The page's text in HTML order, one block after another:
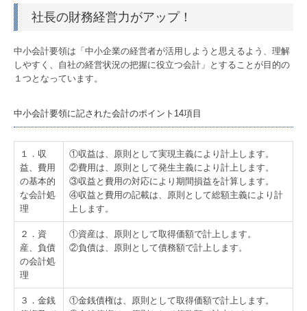
金融機関との付き合い方
ご契約の流れ
無料相談の流れ
料金案内
採用情報
採用メッセージ
職員インタビュー
数字で見る 報徳事務所
キャリアプラン・教育
社長の財務経営力がアップ！
中小会計要領は「中小企業の経営者が活用しようと思えるよう、理解
しやすく、自社の経営状況の把握に役立つ会計」とすることが目的の
１つとなっています。
中小会計要領に記された会計のポイント14項目
１．収
益、費用
の基本的
な会計処
理
①収益は、原則として実現主義により計上します。
②費用は、原則として発生主義により計上します。
③収益と費用の対応により期間損益を計算します。
④収益と費用の記載は、原則として総額主義により計
上します。
２．資
産、負債
の会計処
理
①資産は、原則として取得価額で計上します。
②負債は、原則として債務額で計上します。
３．金銭
①金銭債権は、原則として取得価額で計上します。